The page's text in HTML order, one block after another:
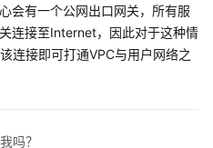
会有一个公网出口网关，所有服
连接至Internet，因此对于这种情
连接即可打通VPC与用户网络之
吗？